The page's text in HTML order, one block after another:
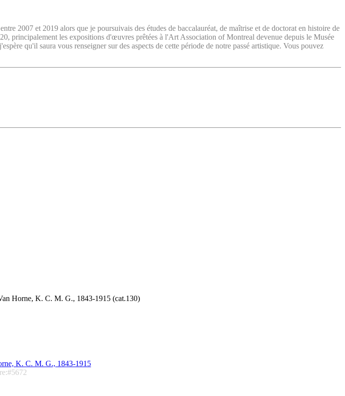
2007 et 2019 alors que je poursuivais des études de baccalauréat, de maîtrise et de doctorat en histoire de
principalement les expositions d'œuvres prêtées à l'Art Association of Montreal devenue depuis le Musée
qu'il saura vous renseigner sur des aspects de cette période de notre passé artistique. Vous pouvez
Horne, K. C. M. G., 1843-1915 (cat.130)
K. C. M. G., 1843-1915